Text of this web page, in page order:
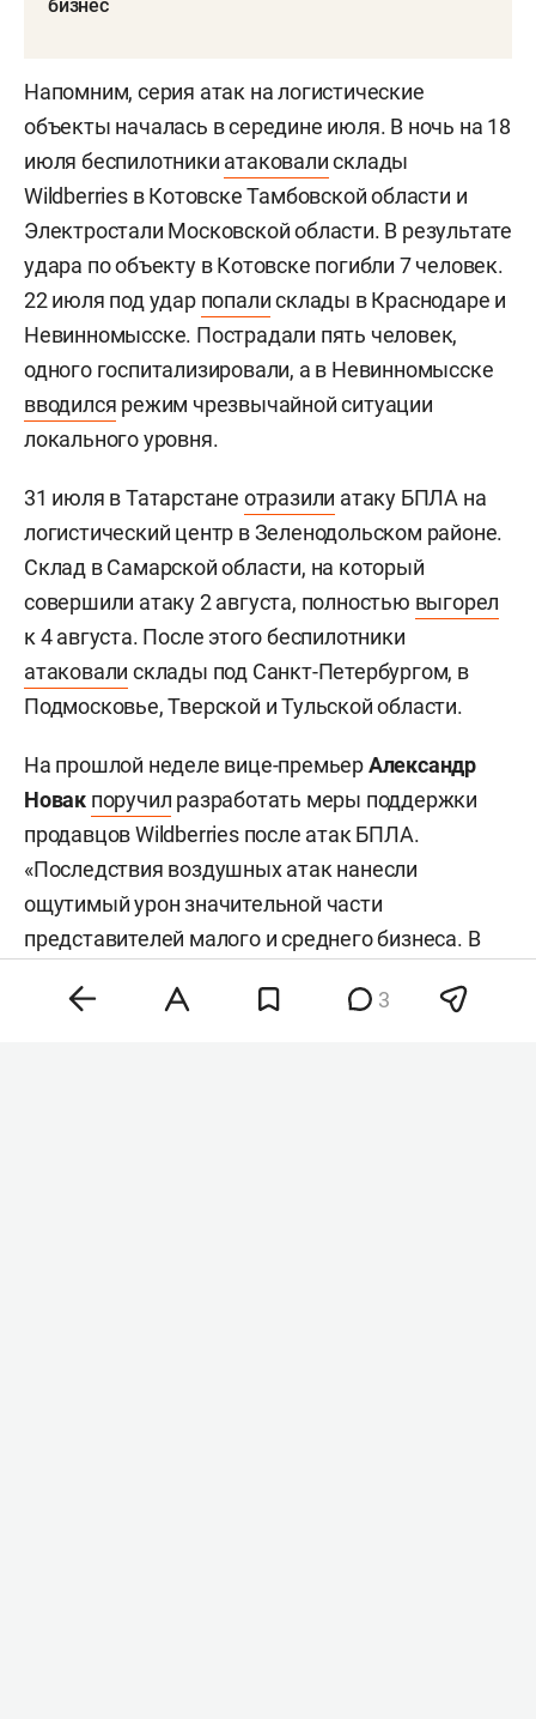
бизнес
Напомним, серия атак на логистические
объекты началась в середине июля. В ночь на 18
июля беспилотники атаковалисклады
Wildberries в Котовске Тамбовской области и
Электростали Московской области. В результате
удара по объекту в Котовске погибли 7 человек.
22 июля под удар попалисклады в Краснодаре и
Невинномысске. Пострадали пять человек,
одного госпитализировали, а в Невинномысске
вводился режим чрезвычайной ситуации
локального уровня.
31 июля в Татарстане отразили атаку БПЛА на
логистический центр в Зеленодольском районе.
Склад в Самарской области, на который
совершили атаку 2 августа, полностью выгорел
к 4 августа. После этого беспилотники
атаковали склады под Санкт-Петербургом, в
Подмосковье, Тверской и Тульской области.
На прошлой неделе вице-премьерАлександр
Новак поручил разработать меры поддержки
продавцов Wildberries после атак БПЛА.
«Последствия воздушных атак нанесли
ощутимый урон значительной части
представителей малого и среднего бизнеса. В
работу комиссии на выработке конкретных
3